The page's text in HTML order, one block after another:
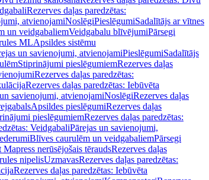
Rezerves daļas paredzētas:
atvienojamiNoslēgiPieslēgumiSadalītājs ar vītnes
un veidgabaliemVeidgabalu blīvējumiPārsegi
MLApsildes sistēmu
un savienojumi, atvienojamiPieslēgumiSadalītājs
Stiprinājumi pieslēgumiemRezerves daļas
Rezerves daļas paredzētas:
Rezerves daļas paredzētas: Iebūvēta
savienojumi, atvienojamiNoslēgiRezerves daļas
Apsildes pieslēgumiRezerves daļas
pieslēgumiemRezerves daļas paredzētas:
VeidgabaliPārejas un savienojumi,
Blīves caurulēm un veidgabaliemPārsegi
Mapress nerūsējošais tēraudsRezerves daļas
nipelisUzmavasRezerves daļas paredzētas:
Rezerves daļas paredzētas: Iebūvēta